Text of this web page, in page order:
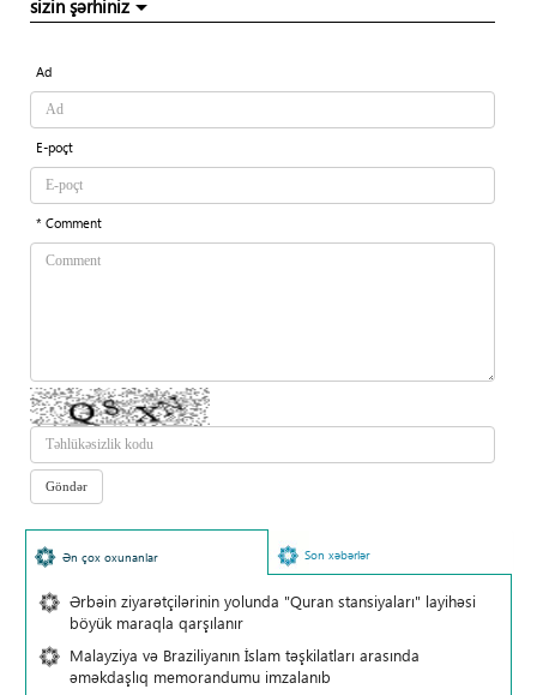
sizin şərhiniz
Ad
E-poçt
* Comment
Ən çox oxunanlar Son xəbərlər
Ərbəin ziyarətçilərinin yolunda "Quran stansiyaları" layihəsi
böyük maraqla qarşılanır
Malayziya və Braziliyanın İslam təşkilatları arasında
əməkdaşlıq memorandumu imzalanıb